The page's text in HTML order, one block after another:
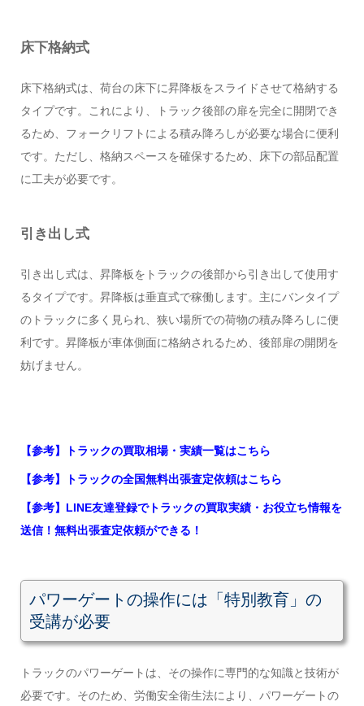
床下格納式
床下格納式は、荷台の床下に昇降板をスライドさせて格納する
タイプです。これにより、トラック後部の扉を完全に開閉でき
るため、フォークリフトによる積み降ろしが必要な場合に便利
です。ただし、格納スペースを確保するため、床下の部品配置
に工夫が必要です。
引き出し式
引き出し式は、昇降板をトラックの後部から引き出して使用す
るタイプです。昇降板は垂直式で稼働します。主にバンタイプ
のトラックに多く見られ、狭い場所での荷物の積み降ろしに便
利です。昇降板が車体側面に格納されるため、後部扉の開閉を
妨げません。
【参考】トラックの買取相場・実績一覧はこちら
【参考】トラックの全国無料出張査定依頼はこちら
【参考】LINE友達登録でトラックの買取実績・お役立ち情報を
送信！無料出張査定依頼ができる！
パワーゲートの操作には「特別教育」の
受講が必要
トラックのパワーゲートは、その操作に専門的な知識と技術が
必要です。そのため、労働安全衛生法により、パワーゲートの